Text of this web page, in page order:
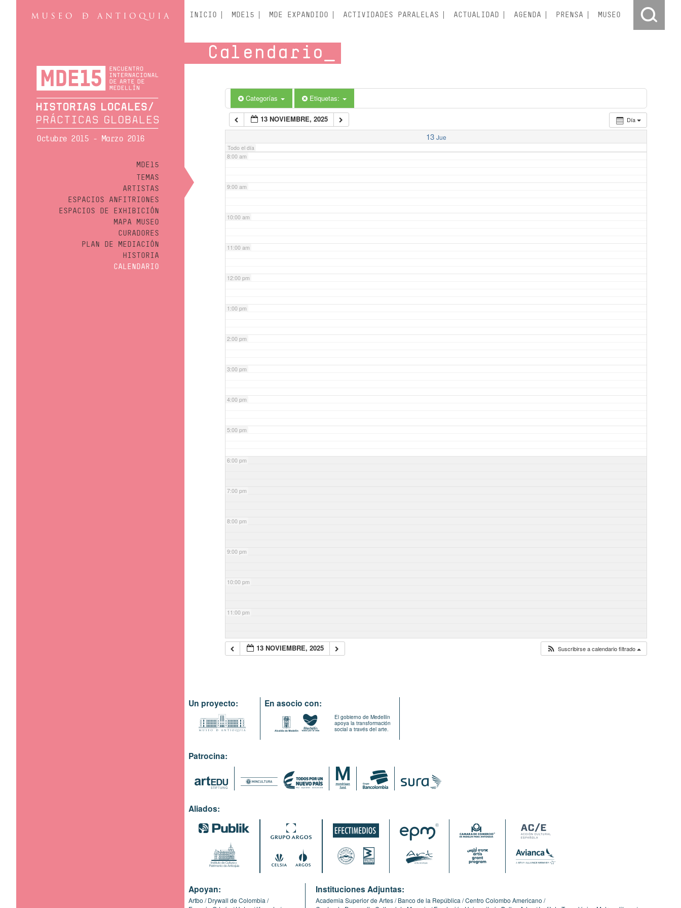
Octubre 2015 - Marzo 2016
MDE15
TEMAS
ARTISTAS
ESPACIOS ANFITRIONES
ESPACIOS DE EXHIBICIÓN
MAPA MUSEO
CURADORES
PLAN DE MEDIACIÓN
HISTORIA
CALENDARIO
INICIO MDE15 MDE EXPANDIDO ACTIVIDADES PARALELAS ACTUALIDAD AGENDA PRENSA MUSEO
Calendario
Categorías Etiquetas:
Día
13 NOVIEMBRE, 2025
13 Jue
Todo el día
5:00 am
6:00 am
7:00 am
8:00 am
9:00 am
10:00 am
11:00 am
12:00 pm
1:00 pm
2:00 pm
3:00 pm
4:00 pm
5:00 pm
6:00 pm
7:00 pm
8:00 pm
9:00 pm
10:00 pm
11:00 pm
13 NOVIEMBRE, 2025 Suscribirse a calendario filtrado
Un proyecto: En asocio con:
El gobierno de Medellín
apoya la transformación
social a través del arte.
Patrocina:
Aliados:
Apoyan:
Artbo
Drywall de Colombia
Instituciones Adjuntas:
Academia Superior de Artes Banco de la República Centro Colombo Americano